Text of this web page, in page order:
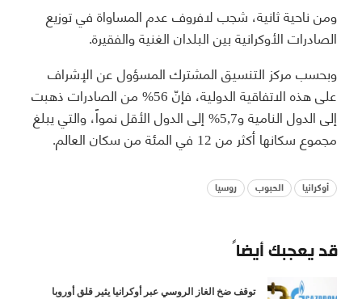
ومن ناحية ثانية، شجب لافروف عدم المساواة في توزيع
الصادرات الأوكرانية بين البلدان الغنية والفقيرة.
وبحسب مركز التنسيق المشترك المسؤول عن الإشراف
على هذه الاتفاقية الدولية، فإنّ 56% من الصادرات ذهبت
إلى الدول النامية و5,7% إلى الدول الأقل نمواً، والتي يبلغ
مجموع سكانها أكثر من 12 في المئة من سكان العالم.
أوكرانيا الحبوب روسيا
قد يعجبك أيضاً
توقف ضخ الغاز الروسي عبر أوكرانيا يثير قلق أوروبا